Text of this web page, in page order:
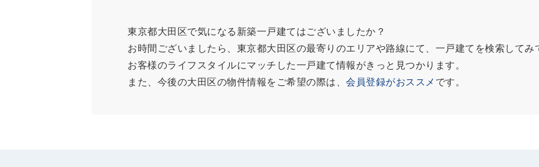
東京都大田区で気になる新築一戸建てはございましたか？
お時間ございましたら、東京都大田区の最寄りのエリアや路線にて、一戸建てを検索してみ
お客様のライフスタイルにマッチした一戸建て情報がきっと見つかります。
また、今後の大田区の物件情報をご希望の際は、 会員登録がおススメ です。